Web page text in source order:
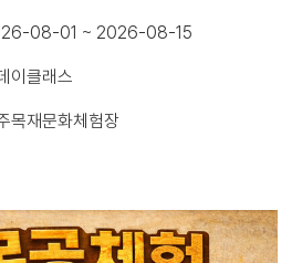
08-01 ~ 2026-08-15
이클래스
목재문화체험장